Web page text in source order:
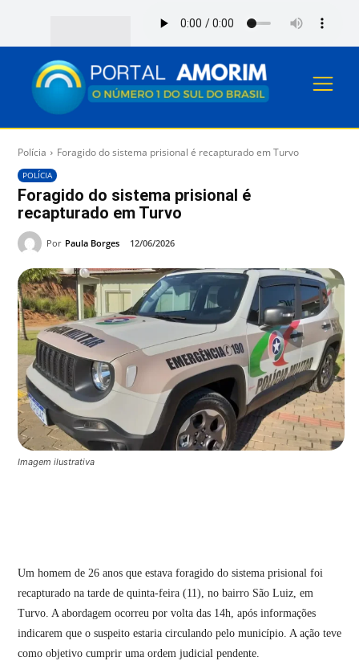
Polícia Foragido do sistema prisional é recapturado em Turvo
POLÍCIA
Foragido do sistema prisional é
recapturado em Turvo
Por Paula Borges 12/06/2026
Imagem ilustrativa
Um homem de 26 anos que estava foragido do sistema prisional foi
recapturado na tarde de quinta-feira (11), no bairro São Luiz, em
Turvo. A abordagem ocorreu por volta das 14h, após informações
indicarem que o suspeito estaria circulando pelo município. A ação teve
como objetivo cumprir uma ordem judicial pendente.